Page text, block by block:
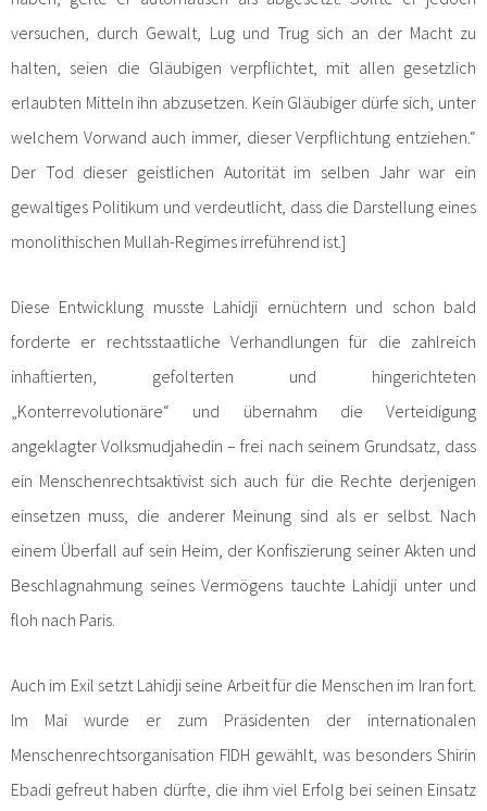
versuchen, durch Gewalt, Lug und Trug sich an der Macht zu
halten, seien die Gläubigen verpflichtet, mit allen gesetzlich
erlaubten Mitteln ihn abzusetzen. Kein Gläubiger dürfe sich, unter
welchem Vorwand auch immer, dieser Verpflichtung entziehen.“
Der Tod dieser geistlichen Autorität im selben Jahr war ein
gewaltiges Politikum und verdeutlicht, dass die Darstellung eines
monolithischen Mullah-Regimes irreführend ist.]
Diese Entwicklung musste Lahidji ernüchtern und schon bald
forderte er rechtsstaatliche Verhandlungen für die zahlreich
inhaftierten, gefolterten und hingerichteten
„Konterrevolutionäre“ und übernahm die Verteidigung
angeklagter Volksmudjahedin – frei nach seinem Grundsatz, dass
ein Menschenrechtsaktivist sich auch für die Rechte derjenigen
einsetzen muss, die anderer Meinung sind als er selbst. Nach
einem Überfall auf sein Heim, der Konfiszierung seiner Akten und
Beschlagnahmung seines Vermögens tauchte Lahidji unter und
floh nach Paris.
Auch im Exil setzt Lahidji seine Arbeit für die Menschen im Iran fort.
Im Mai wurde er zum Präsidenten der internationalen
Menschenrechtsorganisation FIDH gewählt, was besonders Shirin
Ebadi gefreut haben dürfte, die ihm viel Erfolg bei seinen Einsatz